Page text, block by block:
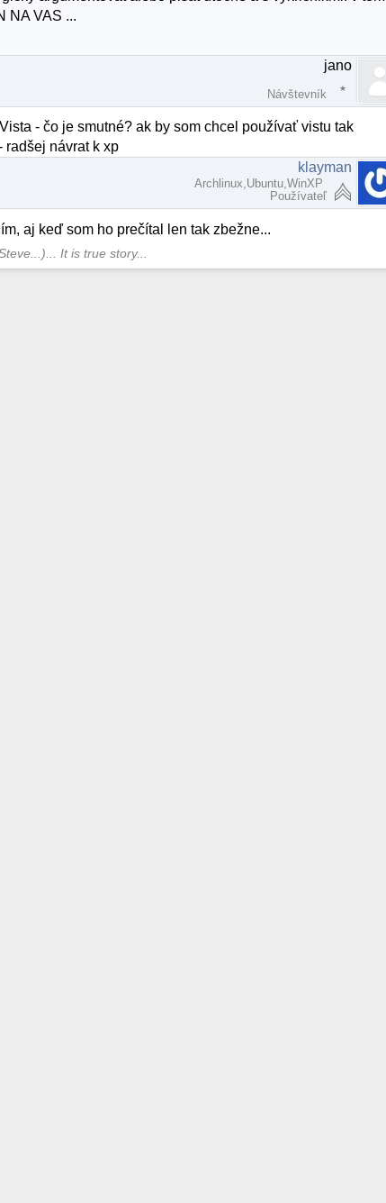
NA VAS ...
jano
Návštevník
- čo je smutné? ak by som chcel používať vistu tak
radšej návrat k xp
klayman
Archlinux,Ubuntu,WinXP
Používateľ
aj keď som ho prečítal len tak zbežne...
It is true story...